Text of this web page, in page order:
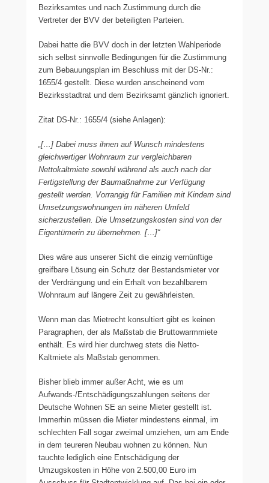
Bezirksamtes und nach Zustimmung durch die
Vertreter der BVV der beteiligten Parteien.
Dabei hatte die BVV doch in der letzten Wahlperiode
sich selbst sinnvolle Bedingungen für die Zustimmung
zum Bebauungsplan im Beschluss mit der DS-Nr.:
1655/4 gestellt. Diese wurden anscheinend vom
Bezirksstadtrat und dem Bezirksamt gänzlich ignoriert.
Zitat DS-Nr.: 1655/4 (siehe Anlagen):
„[…] Dabei muss ihnen auf Wunsch mindestens
gleichwertiger Wohnraum zur vergleichbaren
Nettokaltmiete sowohl während als auch nach der
Fertigstellung der Baumaßnahme zur Verfügung
gestellt werden. Vorrangig für Familien mit Kindern sind
Umsetzungswohnungen im näheren Umfeld
sicherzustellen. Die Umsetzungskosten sind von der
Eigentümerin zu übernehmen. […]“
Dies wäre aus unserer Sicht die einzig vernünftige
greifbare Lösung ein Schutz der Bestandsmieter vor
der Verdrängung und ein Erhalt von bezahlbarem
Wohnraum auf längere Zeit zu gewährleisten.
Wenn man das Mietrecht konsultiert gibt es keinen
Paragraphen, der als Maßstab die Bruttowarmmiete
enthält. Es wird hier durchweg stets die Netto-
Kaltmiete als Maßstab genommen.
Bisher blieb immer außer Acht, wie es um
Aufwands-/Entschädigungszahlungen seitens der
Deutsche Wohnen SE an seine Mieter gestellt ist.
Immerhin müssen die Mieter mindestens einmal, im
schlechten Fall sogar zweimal umziehen, um am Ende
in dem teureren Neubau wohnen zu können. Nun
tauchte lediglich eine Entschädigung der
Umzugskosten in Höhe von 2.500,00 Euro im